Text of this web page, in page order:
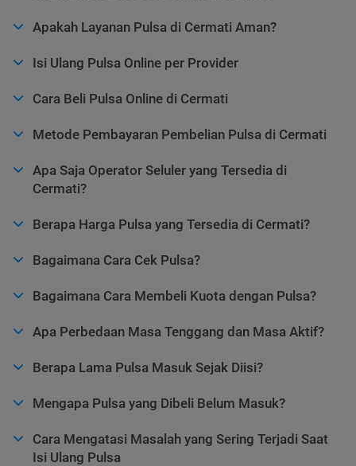
Apakah Layanan Pulsa di Cermati Aman?
Isi Ulang Pulsa Online per Provider
Cara Beli Pulsa Online di Cermati
Metode Pembayaran Pembelian Pulsa di Cermati
Apa Saja Operator Seluler yang Tersedia di
Cermati?
Berapa Harga Pulsa yang Tersedia di Cermati?
Bagaimana Cara Cek Pulsa?
Bagaimana Cara Membeli Kuota dengan Pulsa?
Apa Perbedaan Masa Tenggang dan Masa Aktif?
Berapa Lama Pulsa Masuk Sejak Diisi?
Mengapa Pulsa yang Dibeli Belum Masuk?
Cara Mengatasi Masalah yang Sering Terjadi Saat
Isi Ulang Pulsa